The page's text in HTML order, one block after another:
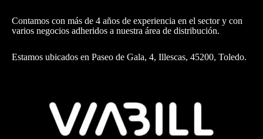
Contamos con más de 4 años de experiencia en el sector y con
varios negocios adheridos a nuestra área de distribución.
Estamos ubicados en Paseo de Gala, 4, Illescas, 45200, Toledo.